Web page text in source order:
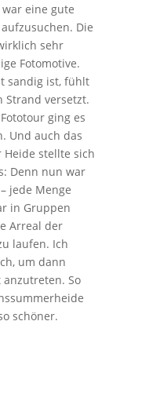
eine gute
Die
sehr
Fotomotive.
sandig ist, fühlt
Strand versetzt.
ging es
Und auch das
stellte sich
Denn nun war
jede Menge
in Gruppen
Arreal der
laufen. Ich
um dann
So
schöner.